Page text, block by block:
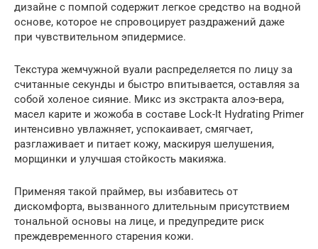
дизайне с помпой содержит легкое средство на водной
основе, которое не спровоцирует раздражений даже
при чувствительном эпидермисе.
Текстура жемчужной вуали распределяется по лицу за
считанные секунды и быстро впитывается, оставляя за
собой холеное сияние. Микс из экстракта алоэ-вера,
масел карите и жожоба в составе Lock-It Hydrating Primer
интенсивно увлажняет, успокаивает, смягчает,
разглаживает и питает кожу, маскируя шелушения,
морщинки и улучшая стойкость макияжа.
Применяя такой праймер, вы избавитесь от
дискомфорта, вызванного длительным присутствием
тональной основы на лице, и предупредите риск
преждевременного старения кожи.